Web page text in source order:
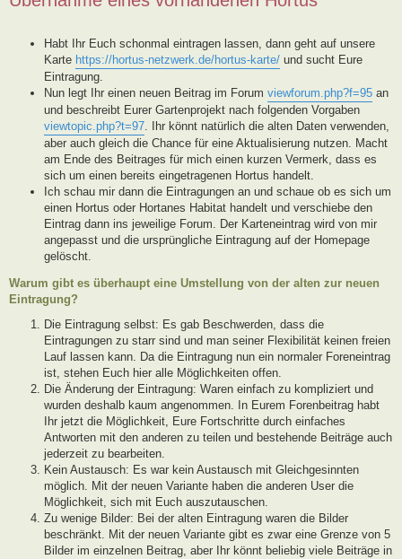
Habt Ihr Euch schonmal eintragen lassen, dann geht auf unsere
Karte https://hortus-netzwerk.de/hortus-karte/ und sucht Eure
Eintragung.
Nun legt Ihr einen neuen Beitrag im Forum viewforum.php?f=95 an
und beschreibt Eurer Gartenprojekt nach folgenden Vorgaben
viewtopic.php?t=97. Ihr könnt natürlich die alten Daten verwenden,
aber auch gleich die Chance für eine Aktualisierung nutzen. Macht
am Ende des Beitrages für mich einen kurzen Vermerk, dass es
sich um einen bereits eingetragenen Hortus handelt.
Ich schau mir dann die Eintragungen an und schaue ob es sich um
einen Hortus oder Hortanes Habitat handelt und verschiebe den
Eintrag dann ins jeweilige Forum. Der Karteneintrag wird von mir
angepasst und die ursprüngliche Eintragung auf der Homepage
gelöscht.
Warum gibt es überhaupt eine Umstellung von der alten zur neuen
Eintragung?
Die Eintragung selbst: Es gab Beschwerden, dass die
Eintragungen zu starr sind und man seiner Flexibilität keinen freien
Lauf lassen kann. Da die Eintragung nun ein normaler Foreneintrag
ist, stehen Euch hier alle Möglichkeiten offen.
Die Änderung der Eintragung: Waren einfach zu kompliziert und
wurden deshalb kaum angenommen. In Eurem Forenbeitrag habt
Ihr jetzt die Möglichkeit, Eure Fortschritte durch einfaches
Antworten mit den anderen zu teilen und bestehende Beiträge auch
jederzeit zu bearbeiten.
Kein Austausch: Es war kein Austausch mit Gleichgesinnten
möglich. Mit der neuen Variante haben die anderen User die
Möglichkeit, sich mit Euch auszutauschen.
Zu wenige Bilder: Bei der alten Eintragung waren die Bilder
beschränkt. Mit der neuen Variante gibt es zwar eine Grenze von 5
Bilder im einzelnen Beitrag, aber Ihr könnt beliebig viele Beiträge in